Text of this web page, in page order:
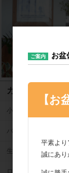
カテゴリ
小麦粉
バター
生クリーム
ロングライフ牛乳
ご案内 お盆
【お
平素より
誠にあり